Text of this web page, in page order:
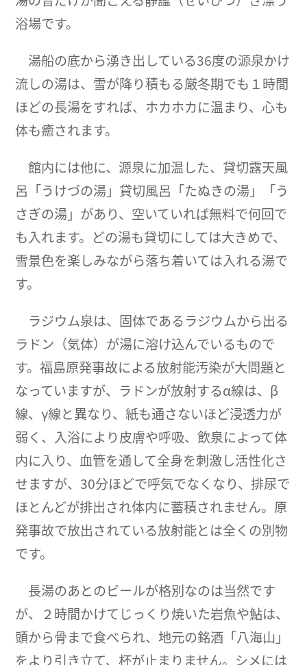
浴場です。
湯船の底から湧き出している36度の源泉かけ
流しの湯は、雪が降り積もる厳冬期でも１時間
ほどの長湯をすれば、ホカホカに温まり、心も
体も癒されます。
館内には他に、源泉に加温した、貸切露天風
呂「うけづの湯」貸切風呂「たぬきの湯」「う
さぎの湯」があり、空いていれば無料で何回で
も入れます。どの湯も貸切にしては大きめで、
雪景色を楽しみながら落ち着いては入れる湯で
す。
ラジウム泉は、固体であるラジウムから出る
ラドン（気体）が湯に溶け込んでいるもので
す。福島原発事故による放射能汚染が大問題と
なっていますが、ラドンが放射するα線は、β
線、γ線と異なり、紙も通さないほど浸透力が
弱く、入浴により皮膚や呼吸、飲泉によって体
内に入り、血管を通して全身を刺激し活性化さ
せますが、30分ほどで呼気でなくなり、排尿で
ほとんどが排出され体内に蓄積されません。原
発事故で放出されている放射能とは全くの別物
です。
長湯のあとのビールが格別なのは当然です
が、２時間かけてじっくり焼いた岩魚や鮎は、
頭から骨まで食べられ、地元の銘酒「八海山」
をより引き立て、杯が止まりません。シメには